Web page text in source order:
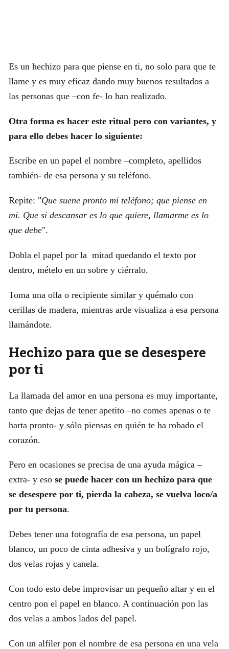
Es un hechizo para que piense en ti, no solo para que te
llame y es muy eficaz dando muy buenos resultados a
las personas que –con fe- lo han realizado.
Otra forma es hacer este ritual pero con variantes, y
para ello debes hacer lo siguiente:
Escribe en un papel el nombre –completo, apellidos
también- de esa persona y su teléfono.
Repite: "Que suene pronto mi teléfono; que piense en
mi. Que si descansar es lo que quiere, llamarme es lo
que debe".
Dobla el papel por la mitad quedando el texto por
dentro, mételo en un sobre y ciérralo.
Toma una olla o recipiente similar y quémalo con
cerillas de madera, mientras arde visualiza a esa persona
llamándote.
Hechizo para que se desespere
por ti
La llamada del amor en una persona es muy importante,
tanto que dejas de tener apetito –no comes apenas o te
harta pronto- y sólo piensas en quién te ha robado el
corazón.
Pero en ocasiones se precisa de una ayuda mágica –
extra- y eso se puede hacer con un hechizo para que
se desespere por ti, pierda la cabeza, se vuelva loco/a
por tu persona.
Debes tener una fotografía de esa persona, un papel
blanco, un poco de cinta adhesiva y un bolígrafo rojo,
dos velas rojas y canela.
Con todo esto debe improvisar un pequeño altar y en el
centro pon el papel en blanco. A continuación pon las
dos velas a ambos lados del papel.
Con un alfiler pon el nombre de esa persona en una vela